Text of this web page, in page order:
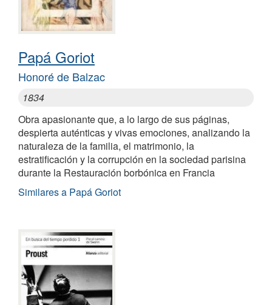
Papá Goriot
Honoré de Balzac
1834
Obra apasionante que, a lo largo de sus páginas,
despierta auténticas y vivas emociones, analizando la
naturaleza de la familia, el matrimonio, la
estratificación y la corrupción en la sociedad parisina
durante la Restauración borbónica en Francia
Similares a Papá Goriot